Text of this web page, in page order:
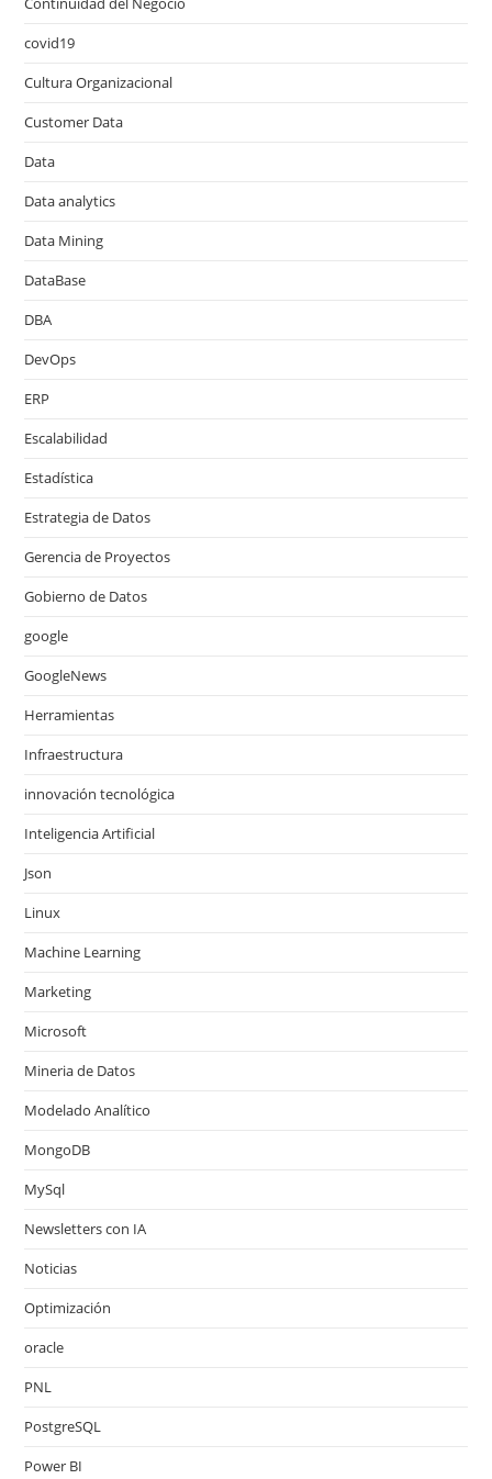
covid19
Cultura Organizacional
Customer Data
Data
Data analytics
Data Mining
DataBase
DBA
DevOps
ERP
Escalabilidad
Estadística
Estrategia de Datos
Gerencia de Proyectos
Gobierno de Datos
google
GoogleNews
Herramientas
Infraestructura
innovación tecnológica
Inteligencia Artificial
Json
Linux
Machine Learning
Marketing
Microsoft
Mineria de Datos
Modelado Analítico
MongoDB
MySql
Newsletters con IA
Noticias
Optimización
oracle
PNL
PostgreSQL
Power BI